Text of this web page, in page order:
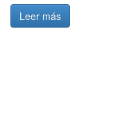
Leer más